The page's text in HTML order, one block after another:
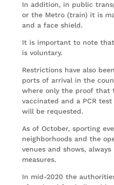
In addition, in public
or the Metro (train) it is
and a face shield.
It is important to note
is voluntary.
Restrictions have also
ports of arrival in the
where only the proof that
vaccinated and a PCR
will be requested.
As of October, sporting
neighborhoods and the
venues and shows,
measures.
In mid-2020 the